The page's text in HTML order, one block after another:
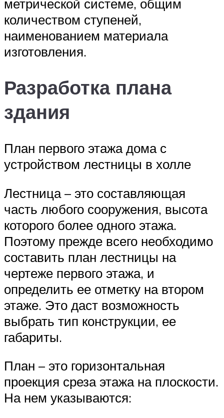
метрической системе, общим
количеством ступеней,
наименованием материала
изготовления.
Разработка плана
здания
План первого этажа дома с
устройством лестницы в холле
Лестница – это составляющая
часть любого сооружения, высота
которого более одного этажа.
Поэтому прежде всего необходимо
составить план лестницы на
чертеже первого этажа, и
определить ее отметку на втором
этаже. Это даст возможность
выбрать тип конструкции, ее
габариты.
План – это горизонтальная
проекция среза этажа на плоскости.
На нем указываются: